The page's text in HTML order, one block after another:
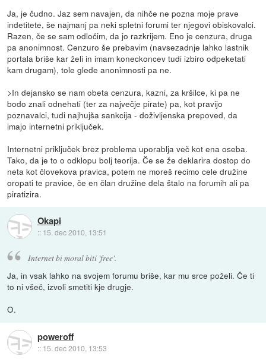
Ja, je čudno. Jaz sem navajen, da nihče ne pozna moje prave
indetitete, še najmanj pa neki spletni forumi ter njegovi obiskovalci.
Razen, če se sam odločim, da jo razkrijem. Eno je cenzura, druga
pa anonimnost. Cenzuro še prebavim (navsezadnje lahko lastnik
portala briše kar želi in imam koneckoncev tudi izbiro odpeketati
kam drugam), tole glede anonimnosti pa ne.
>In dejansko se nam obeta cenzura, kazni, za kršilce, ki pa ne
bodo znali odnehati (ter za največje pirate) pa, kot pravijo
poznavalci, tudi najhujša sankcija - doživljenska prepoved, da
imajo internetni priključek.
Internetni priključek brez problema uporablja več kot ena oseba.
Tako, da je to o odklopu bolj teorija. Če se že deklarira dostop do
neta kot človekova pravica, potem ne moreš recimo cele družine
oropati te pravice, če en član družine dela štalo na forumih ali pa
piratizira.
Okapi
:: 15. dec 2010, 13:51
Internet bi moral biti 'free'.
Ja, in vsak lahko na svojem forumu briše, kar mu srce poželi. Če ti
to ni všeč, izvoli smetiti kje drugje.
O.
poweroff
:: 15. dec 2010, 13:53